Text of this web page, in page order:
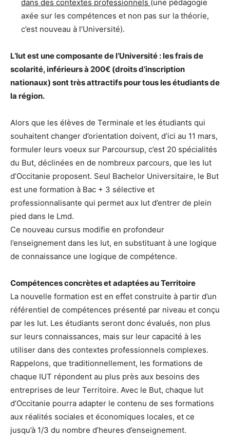
dans des contextes professionnels (une pédagogie
axée sur les compétences et non pas sur la théorie,
c’est nouveau à l’Université).
L’Iut est une composante de l’Université : les frais de
scolarité, inférieurs à 200€ (droits d’inscription
nationaux) sont très attractifs pour tous les étudiants de
la région.
Alors que les élèves de Terminale et les étudiants qui
souhaitent changer d’orientation doivent, d’ici au 11 mars,
formuler leurs voeux sur Parcoursup, c’est 20 spécialités
du But, déclinées en de nombreux parcours, que les Iut
d’Occitanie proposent. Seul Bachelor Universitaire, le But
est une formation à Bac + 3 sélective et
professionnalisante qui permet aux Iut d’entrer de plein
pied dans le Lmd.
Ce nouveau cursus modifie en profondeur
l’enseignement dans les Iut, en substituant à une logique
de connaissance une logique de compétence.
Compétences concrètes et adaptées au Territoire
La nouvelle formation est en effet construite à partir d’un
référentiel de compétences présenté par niveau et conçu
par les Iut. Les étudiants seront donc évalués, non plus
sur leurs connaissances, mais sur leur capacité à les
utiliser dans des contextes professionnels complexes.
Rappelons, que traditionnellement, les formations de
chaque IUT répondent au plus près aux besoins des
entreprises de leur Territoire. Avec le But, chaque Iut
d’Occitanie pourra adapter le contenu de ses formations
aux réalités sociales et économiques locales, et ce
jusqu’à 1/3 du nombre d’heures d’enseignement.